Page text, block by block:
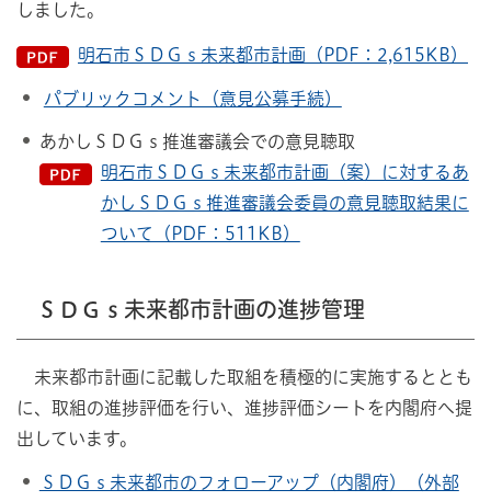
しました。
明石市ＳＤＧｓ未来都市計画（PDF：2,615KB）
パブリックコメント（意見公募手続）
あかしＳＤＧｓ推進審議会での意見聴取
明石市ＳＤＧｓ未来都市計画（案）に対するあ
かしＳＤＧｓ推進審議会委員の意見聴取結果に
ついて（PDF：511KB）
ＳＤＧｓ未来都市計画の進捗管理
未来都市計画に記載した取組を積極的に実施するととも
に、取組の進捗評価を行い、進捗評価シートを内閣府へ提
出しています。
ＳＤＧｓ未来都市のフォローアップ（内閣府）（外部